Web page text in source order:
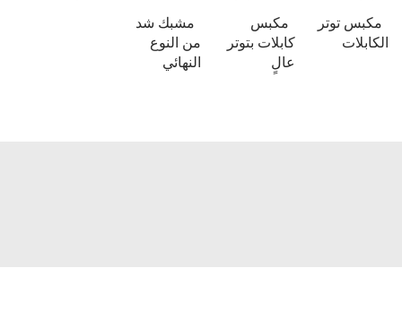
مكبس توتر
الكابلات
مكبس
كابلات بتوتر
عالٍ
مشبك شد
من النوع
النهائي